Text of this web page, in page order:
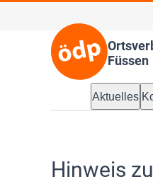
Füssen
Aktuelles
Hinweis